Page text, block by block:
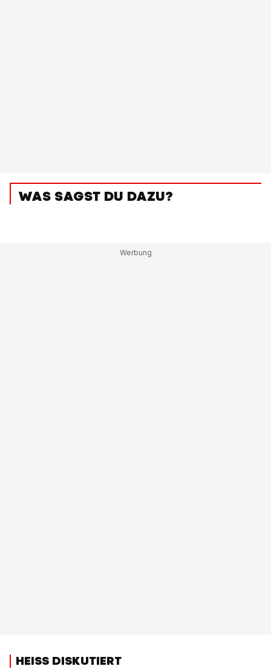
WAS SAGST DU DAZU?
HEISS DISKUTIERT